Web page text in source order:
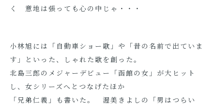
く 意地は張っても心の中じゃ・・・
小林旭には「自動車ショー歌」や「昔の名前で出ていま
す」といった、しゃれた歌を創った。
北島三郎のメジャーデビュー「函館の女」が大ヒット
し、女シリーズへとつなげたほか
「兄弟仁義」も書いた。 渥美きよしの「男はつらい